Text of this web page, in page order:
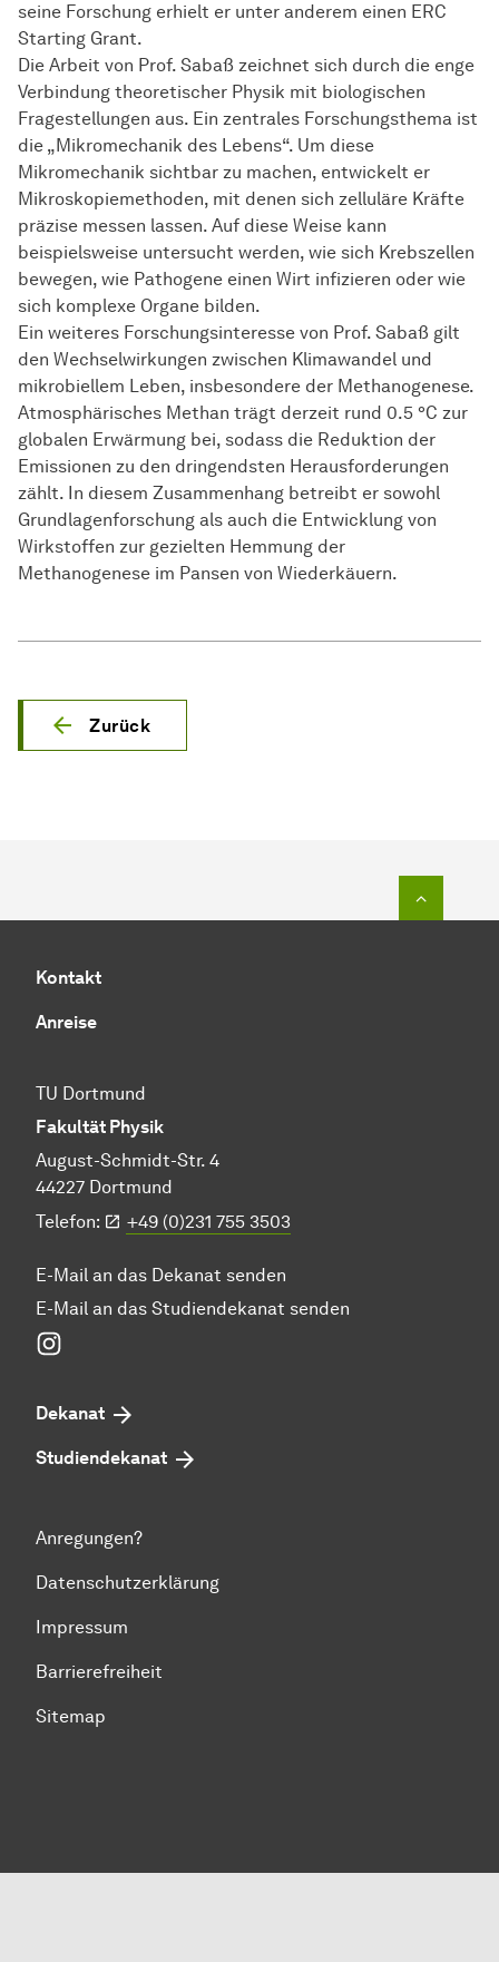
seine Forschung erhielt er unter anderem einen ERC
Starting Grant.
Die Arbeit von Prof. Sabaß zeichnet sich durch die enge
Verbindung theoretischer Physik mit biologischen
Fragestellungen aus. Ein zentrales Forschungsthema ist
die „Mikromechanik des Lebens“. Um diese
Mikromechanik sichtbar zu machen, entwickelt er
Mikroskopiemethoden, mit denen sich zelluläre Kräfte
präzise messen lassen. Auf diese Weise kann
beispielsweise untersucht werden, wie sich Krebszellen
bewegen, wie Pathogene einen Wirt infizieren oder wie
sich komplexe Organe bilden.
Ein weiteres Forschungsinteresse von Prof. Sabaß gilt
den Wechselwirkungen zwischen Klimawandel und
mikrobiellem Leben, insbesondere der Methanogenese.
Atmosphärisches Methan trägt derzeit rund 0.5 °C zur
globalen Erwärmung bei, sodass die Reduktion der
Emissionen zu den dringendsten Herausforderungen
zählt. In diesem Zusammenhang betreibt er sowohl
Grundlagenforschung als auch die Entwicklung von
Wirkstoffen zur gezielten Hemmung der
Methanogenese im Pansen von Wiederkäuern.
Zurück
Kontakt
Anreise
TU Dortmund
Fakultät Physik
August-Schmidt-Str. 4
44227 Dortmund
Telefon:
+49 (0)231 755 3503
E-Mail an das Dekanat senden
E-Mail an das Studiendekanat senden
Dekanat
Studiendekanat
Anregungen?
Datenschutzerklärung
Impressum
Barrierefreiheit
Sitemap